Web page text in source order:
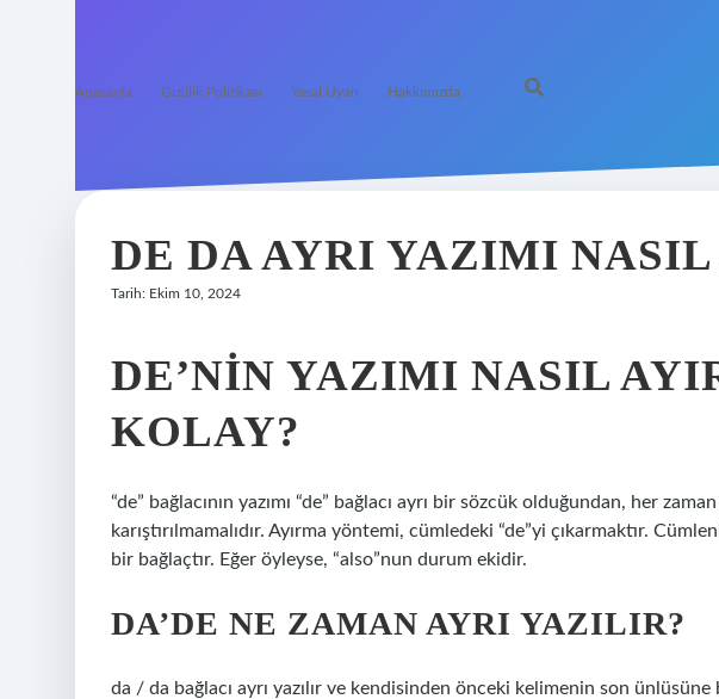
Anasayfa Gizlilik Politikası Yasal Uyarı Hakkımızda
DE DA AYRI YAZIMI
Tarih: Ekim 10, 2024
DE’NIN YAZIMI NASIL
KOLAY?
“de” bağlacının yazımı “de” bağlacı ayrı bir sözcük olduğundan, her
karıştırılmamalıdır. Ayırma yöntemi, cümledeki “de”yi çıkarmaktır.
bir bağlaçtır. Eğer öyleyse, “also”nun durum ekidir.
DA’DE NE ZAMAN AYRI YAZILIR?
da / da bağlacı ayrı yazılır ve kendisinden önceki kelimenin son